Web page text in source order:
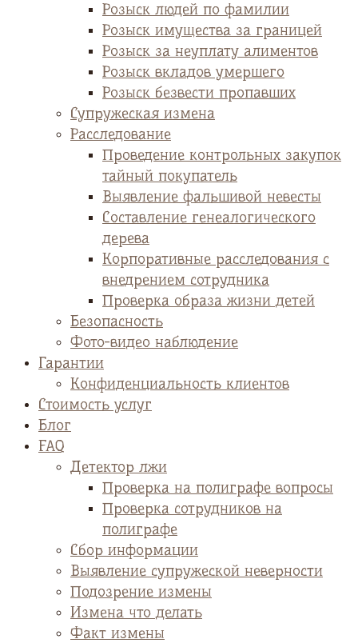
Розыск людей по фамилии
Розыск имущества за границей
Розыск за неуплату алиментов
Розыск вкладов умершего
Розыск безвести пропавших
Супружеская измена
Расследование
Проведение контрольных закупок
тайный покупатель
Выявление фальшивой невесты
Cоставление генеалогического
дерева
Корпоративные расследования с
внедрением сотрудника
Проверка образа жизни детей
Безопасность
Фото-видео наблюдение
Гарантии
Конфиденциальность клиентов
Стоимость услуг
Блог
FAQ
Детектор лжи
Проверка на полиграфе вопросы
Проверка сотрудников на
полиграфе
Сбор информации
Выявление супружеской неверности
Подозрение измены
Измена что делать
Факт измены